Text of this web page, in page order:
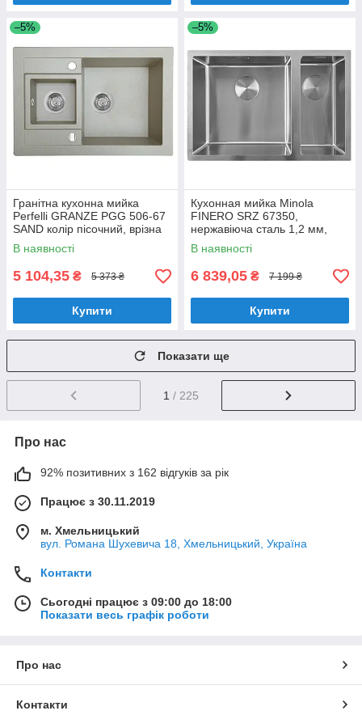
–5%
Гранітна кухонна мийка
Perfelli GRANZE PGG 506-67
SAND колір пісочний, врізна
півторачашева мийка на
кухню
В наявності
5 104,35 ₴ 5 373 ₴
Купити
–5%
Кухонная мийка Minola
FINERO SRZ 67350,
нержавіюча сталь 1,2 мм,
півторачашева, врізна/під
стільницю
В наявності
6 839,05 ₴ 7 199 ₴
Купити
Показати ще
1 / 225
Про нас
92% позитивних з 162 відгуків за рік
Працює з 30.11.2019
м. Хмельницький
вул. Романа Шухевича 18, Хмельницький, Україна
Контакти
Сьогодні працює з 09:00 до 18:00
Показати весь графік роботи
Про нас
Контакти